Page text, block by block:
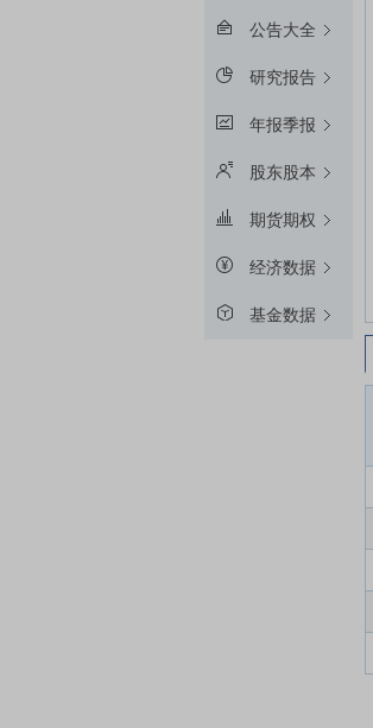
公告大全
研究报告
年报季报
股东股本
期货期权
经济数据
基金数据